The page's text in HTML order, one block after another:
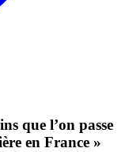
que l’on passe
en France »